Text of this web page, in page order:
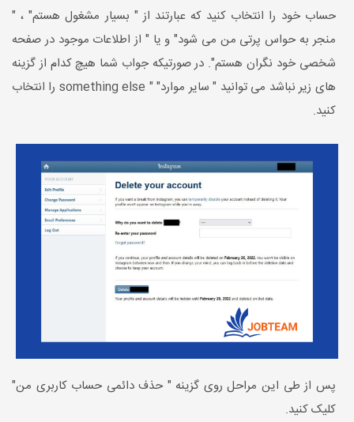
حساب خود را انتخاب کنید که عبارتند از " بسیار مشغول هستم" ، "
منجر به حواس پرتی من می شود" و یا " از اطلاعات موجود در صفحه
شخصی خود نگران هستم". در صورتیکه جواب شما هیچ کدام از گزینه
های زیر نباشد می توانید " سایر موارد" " something else را انتخاب
کنید.
پس از طی این مراحل روی گزینه " حذف دائمی حساب کاربری من"
کلیک کنید.